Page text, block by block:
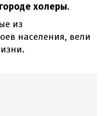
холеры.
из
населения, вели